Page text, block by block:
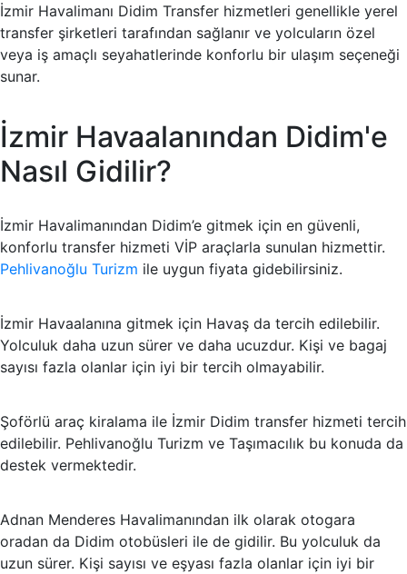
İzmir Havalimanı Didim Transfer hizmetleri genellikle yerel
transfer şirketleri tarafından sağlanır ve yolcuların özel
veya iş amaçlı seyahatlerinde konforlu bir ulaşım seçeneği
sunar.
İzmir Havaalanından Didim'e
Nasıl Gidilir?
İzmir Havalimanından Didim’e gitmek için en güvenli,
konforlu transfer hizmeti VİP araçlarla sunulan hizmettir.
Pehlivanoğlu Turizm ile uygun fiyata gidebilirsiniz.
İzmir Havaalanına gitmek için Havaş da tercih edilebilir.
Yolculuk daha uzun sürer ve daha ucuzdur. Kişi ve bagaj
sayısı fazla olanlar için iyi bir tercih olmayabilir.
Şoförlü araç kiralama ile İzmir Didim transfer hizmeti tercih
edilebilir. Pehlivanoğlu Turizm ve Taşımacılık bu konuda da
destek vermektedir.
Adnan Menderes Havalimanından ilk olarak otogara
oradan da Didim otobüsleri ile de gidilir. Bu yolculuk da
uzun sürer. Kişi sayısı ve eşyası fazla olanlar için iyi bir